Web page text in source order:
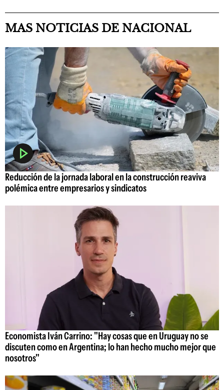
MAS NOTICIAS DE NACIONAL
Reducción de la jornada laboral en la construcción reaviva
polémica entre empresarios y sindicatos
Economista Iván Carrino: "Hay cosas que en Uruguay no se
discuten como en Argentina; lo han hecho mucho mejor que
nosotros"